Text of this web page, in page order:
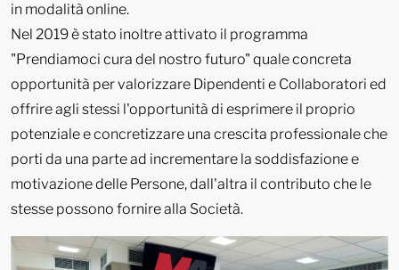
in modalità online.
Nel 2019 è stato inoltre attivato il programma
"Prendiamoci cura del nostro futuro" quale concreta
opportunità per valorizzare Dipendenti e Collaboratori ed
offrire agli stessi l'opportunità di esprimere il proprio
potenziale e concretizzare una crescita professionale che
porti da una parte ad incrementare la soddisfazione e
motivazione delle Persone, dall'altra il contributo che le
stesse possono fornire alla Società.